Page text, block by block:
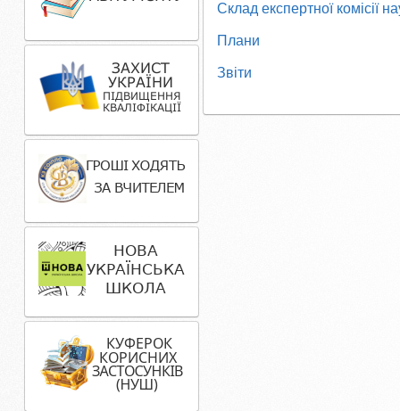
Склад експертної комісії
Плани
Звіти